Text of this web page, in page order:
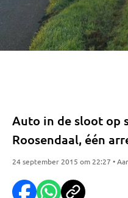
Auto in de sloot op
Roosendaal, één
24 september 2015 om 22:27 •